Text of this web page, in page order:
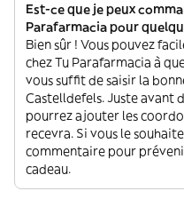
Est-ce que je peux
Parafarmacia pour
Bien sûr ! Vous pouvez
chez Tu Parafarmacia à
vous suffit de saisir la
Castelldefels. Juste avant
pourrez ajouter les
recevra. Si vous le
commentaire pour
cadeau.